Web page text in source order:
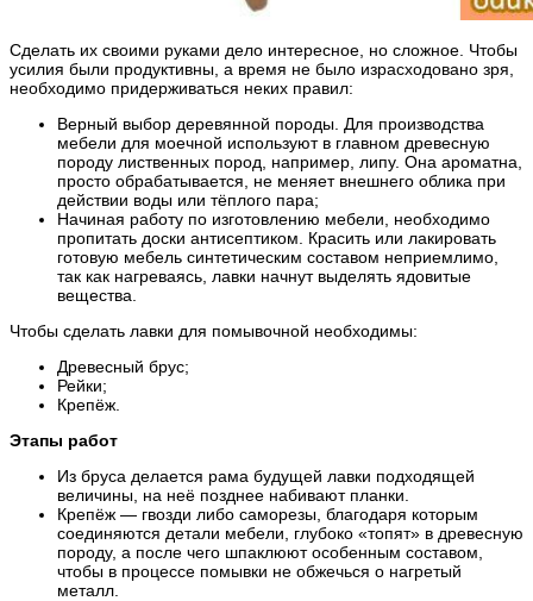
Сделать их своими руками дело интересное, но сложное. Чтобы
усилия были продуктивны, а время не было израсходовано зря,
необходимо придерживаться неких правил:
Верный выбор деревянной породы. Для производства
мебели для моечной используют в главном древесную
породу лиственных пород, например, липу. Она ароматна,
просто обрабатывается, не меняет внешнего облика при
действии воды или тёплого пара;
Начиная работу по изготовлению мебели, необходимо
пропитать доски антисептиком. Красить или лакировать
готовую мебель синтетическим составом неприемлимо,
так как нагреваясь, лавки начнут выделять ядовитые
вещества.
Чтобы сделать лавки для помывочной необходимы:
Древесный брус;
Рейки;
Крепёж.
Этапы работ
Из бруса делается рама будущей лавки подходящей
величины, на неё позднее набивают планки.
Крепёж — гвозди либо саморезы, благодаря которым
соединяются детали мебели, глубоко «топят» в древесную
породу, а после чего шпаклюют особенным составом,
чтобы в процессе помывки не обжечься о нагретый
металл.